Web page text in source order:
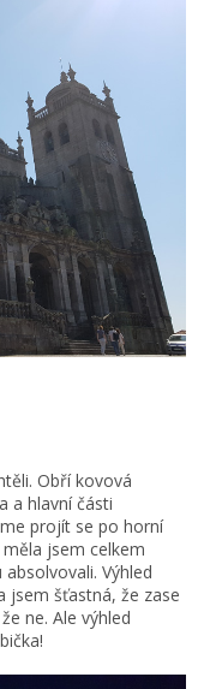
Obří kovová
a hlavní části
projít se po horní
jsem celkem
Výhled
jsem šťastná, že zase
ne. Ale výhled